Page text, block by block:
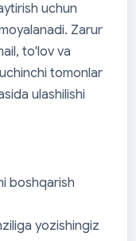
uchun
Zarur
to'lov va
tomonlar
ulashilishi
boshqarish
yozishingiz